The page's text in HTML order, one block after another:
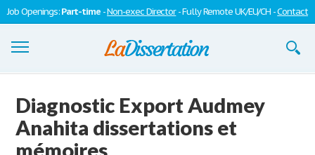
Job Openings:Part-time -Non-exec Director- Fully Remote UK/EU/CH -Contact
S'inscrire
Se connecter
Diagnostic Export Audmey
Anahita dissertations et
mémoires